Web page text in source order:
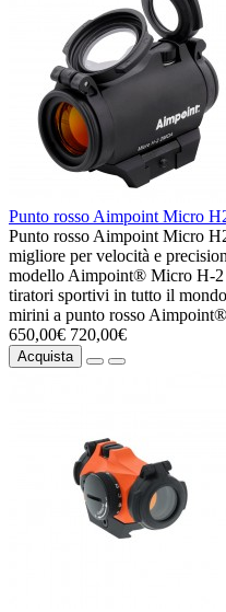
Punto rosso Aimpoint Micro
Punto rosso Aimpoint Micro
migliore per velocità e
modello Aimpoint® Micro H-2
tiratori sportivi in tutto il
mirini a punto rosso
650,00€ 720,00€
Acquista